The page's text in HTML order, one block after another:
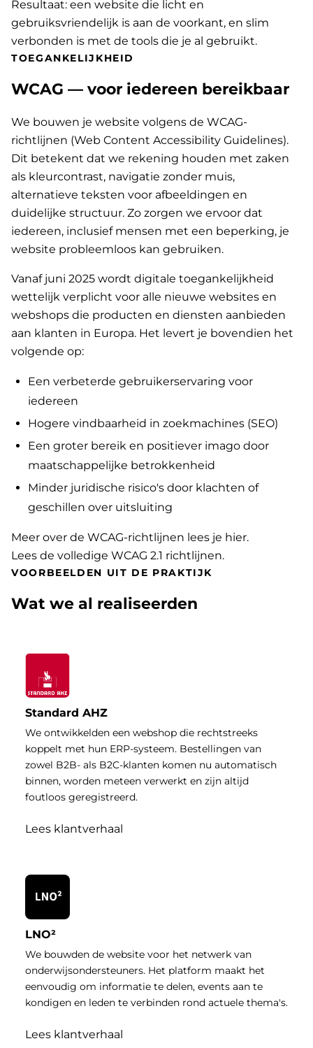
Resultaat: een website die licht en
gebruiksvriendelijk is aan de voorkant, en slim
verbonden is met de tools die je al gebruikt.
TOEGANKELIJKHEID
WCAG — voor iedereen bereikbaar
We bouwen je website volgens de WCAG-
richtlijnen (Web Content Accessibility Guidelines).
Dit betekent dat we rekening houden met zaken
als kleurcontrast, navigatie zonder muis,
alternatieve teksten voor afbeeldingen en
duidelijke structuur. Zo zorgen we ervoor dat
iedereen, inclusief mensen met een beperking, je
website probleemloos kan gebruiken.
Vanaf juni 2025 wordt digitale toegankelijkheid
wettelijk verplicht voor alle nieuwe websites en
webshops die producten en diensten aanbieden
aan klanten in Europa. Het levert je bovendien het
volgende op:
Een verbeterde gebruikerservaring voor
iedereen
Hogere vindbaarheid in zoekmachines (SEO)
Een groter bereik en positiever imago door
maatschappelijke betrokkenheid
Minder juridische risico's door klachten of
geschillen over uitsluiting
Meer over de WCAG-richtlijnen lees je hier.
Lees de volledige WCAG 2.1 richtlijnen.
VOORBEELDEN UIT DE PRAKTIJK
Wat we al realiseerden
Standard AHZ
We ontwikkelden een webshop die rechtstreeks
koppelt met hun ERP-systeem. Bestellingen van
zowel B2B- als B2C-klanten komen nu automatisch
binnen, worden meteen verwerkt en zijn altijd
foutloos geregistreerd.
Lees klantverhaal
LNO²
We bouwden de website voor het netwerk van
onderwijsondersteuners. Het platform maakt het
eenvoudig om informatie te delen, events aan te
kondigen en leden te verbinden rond actuele thema's.
Lees klantverhaal